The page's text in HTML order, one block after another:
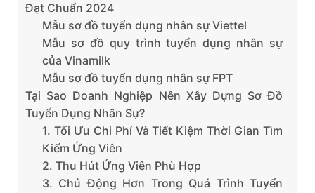
Đạt Chuẩn 2024
Mẫu sơ đồ tuyển dụng nhân sự Viettel
Mẫu sơ đồ quy trình tuyển dụng nhân sự
của Vinamilk
Mẫu sơ đồ tuyển dụng nhân sự FPT
Tại Sao Doanh Nghiệp Nên Xây Dựng Sơ Đồ
Tuyển Dụng Nhân Sự?
1. Tối Ưu Chi Phí Và Tiết Kiệm Thời Gian Tìm
Kiếm Ứng Viên
2. Thu Hút Ứng Viên Phù Hợp
3. Chủ Động Hơn Trong Quá Trình Tuyển